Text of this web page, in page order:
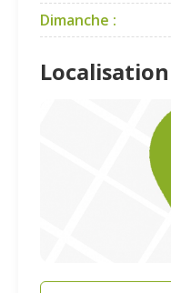
Dimanche :
Localisation